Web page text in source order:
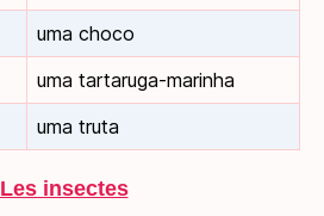
uma choco
uma tartaruga-marinha
uma truta
Les insectes